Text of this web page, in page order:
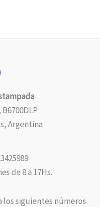
Argentina
de 8 a 17Hs.
los siguientes números